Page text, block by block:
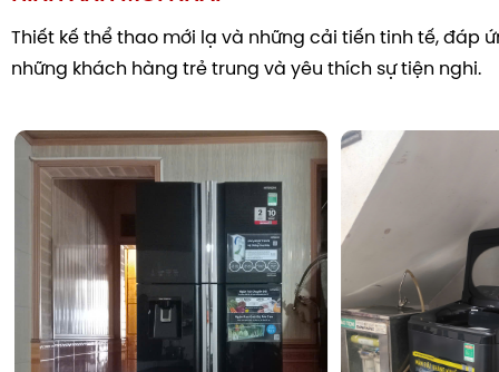
Thiết kế thể thao mới lạ và những cải tiến tinh tế, đáp
những khách hàng trẻ trung và yêu thích sự tiện nghi.